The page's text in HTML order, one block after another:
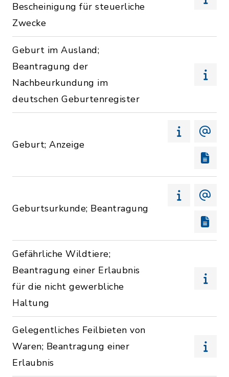
Bescheinigung für steuerliche
Zwecke
Geburt im Ausland;
Beantragung der
Nachbeurkundung im
deutschen Geburtenregister
Geburt; Anzeige
Geburtsurkunde; Beantragung
Gefährliche Wildtiere;
Beantragung einer Erlaubnis
für die nicht gewerbliche
Haltung
Gelegentliches Feilbieten von
Waren; Beantragung einer
Erlaubnis